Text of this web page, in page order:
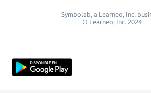
Symbolab, a Learneo, Inc.
© Learneo, Inc. 2024